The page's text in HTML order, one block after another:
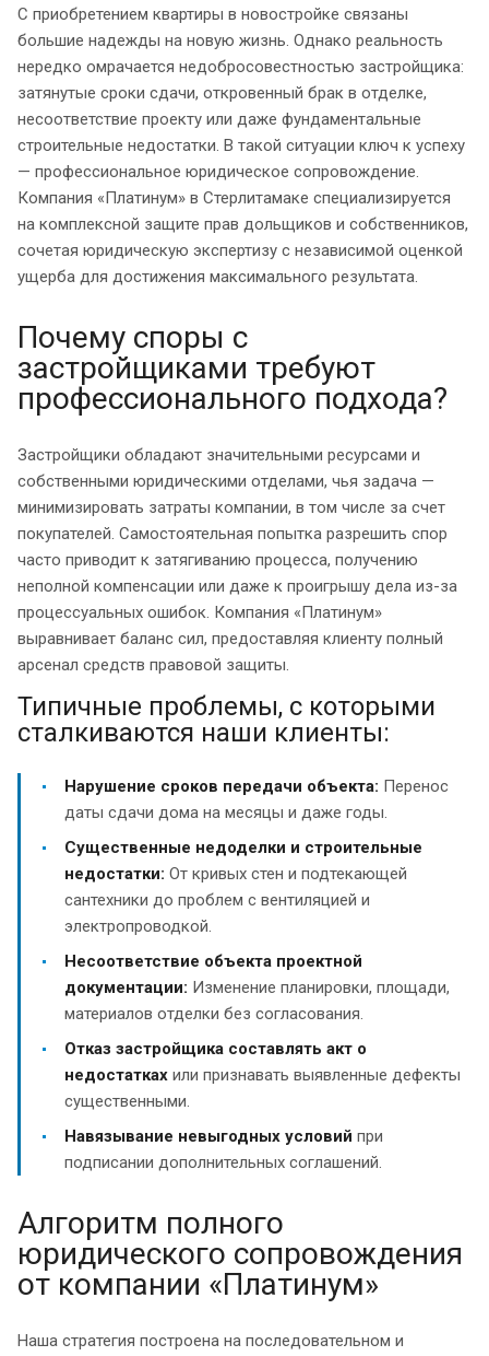
С приобретением квартиры в новостройке связаны
большие надежды на новую жизнь. Однако реальность
нередко омрачается недобросовестностью застройщика:
затянутые сроки сдачи, откровенный брак в отделке,
несоответствие проекту или даже фундаментальные
строительные недостатки. В такой ситуации ключ к успеху
— профессиональное юридическое сопровождение.
Компания «Платинум» в Стерлитамаке специализируется
на комплексной защите прав дольщиков и собственников,
сочетая юридическую экспертизу с независимой оценкой
ущерба для достижения максимального результата.
Почему споры с
застройщиками требуют
профессионального подхода?
Застройщики обладают значительными ресурсами и
собственными юридическими отделами, чья задача —
минимизировать затраты компании, в том числе за счет
покупателей. Самостоятельная попытка разрешить спор
часто приводит к затягиванию процесса, получению
неполной компенсации или даже к проигрышу дела из-за
процессуальных ошибок. Компания «Платинум»
выравнивает баланс сил, предоставляя клиенту полный
арсенал средств правовой защиты.
Типичные проблемы, с которыми
сталкиваются наши клиенты:
Нарушение сроков передачи объекта: Перенос
даты сдачи дома на месяцы и даже годы.
Существенные недоделки и строительные
недостатки: От кривых стен и подтекающей
сантехники до проблем с вентиляцией и
электропроводкой.
Несоответствие объекта проектной
документации: Изменение планировки, площади,
материалов отделки без согласования.
Отказ застройщика составлять акт о
недостатках или признавать выявленные дефекты
существенными.
Навязывание невыгодных условий при
подписании дополнительных соглашений.
Алгоритм полного
юридического сопровождения
от компании «Платинум»
Наша стратегия построена на последовательном и